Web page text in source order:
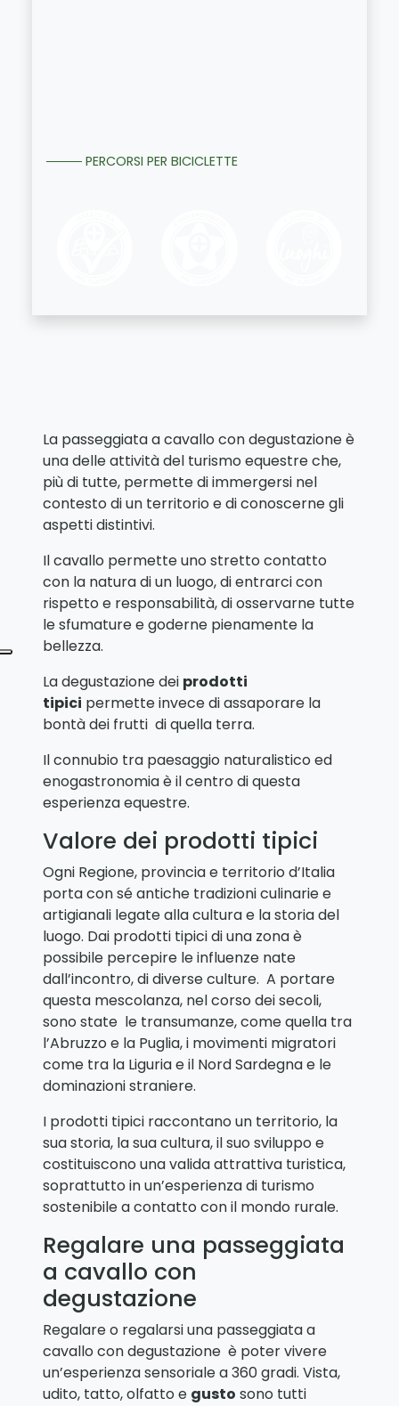
PERCORSI PER BICICLETTE
La passeggiata a cavallo con degustazione è
una delle attività del turismo equestre che,
più di tutte, permette di immergersi nel
contesto di un territorio e di conoscerne gli
aspetti distintivi.
Il cavallo permette uno stretto contatto
con la natura di un luogo, di entrarci con
rispetto e responsabilità, di osservarne tutte
le sfumature e goderne pienamente la
bellezza.
La degustazione dei prodotti
tipici permette invece di assaporare la
bontà dei frutti di quella terra.
Il connubio tra paesaggio naturalistico ed
enogastronomia è il centro di questa
esperienza equestre.
Valore dei prodotti tipici
Ogni Regione, provincia e territorio d’Italia
porta con sé antiche tradizioni culinarie e
artigianali legate alla cultura e la storia del
luogo. Dai prodotti tipici di una zona è
possibile percepire le influenze nate
dall’incontro, di diverse culture. A portare
questa mescolanza, nel corso dei secoli,
sono state le transumanze, come quella tra
l’Abruzzo e la Puglia, i movimenti migratori
come tra la Liguria e il Nord Sardegna e le
dominazioni straniere.
I prodotti tipici raccontano un territorio, la
sua storia, la sua cultura, il suo sviluppo e
costituiscono una valida attrattiva turistica,
soprattutto in un’esperienza di turismo
sostenibile a contatto con il mondo rurale.
Regalare una passeggiata
a cavallo con
degustazione
Regalare o regalarsi una passeggiata a
cavallo con degustazione è poter vivere
un’esperienza sensoriale a 360 gradi. Vista,
udito, tatto, olfatto e gusto sono tutti